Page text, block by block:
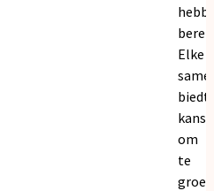
Elke
biedt
om
te